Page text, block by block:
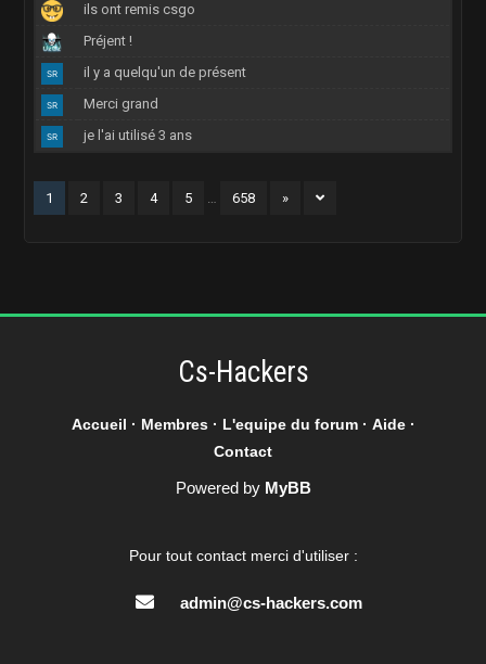
ils ont remis csgo
Préjent !
il y a quelqu'un de présent
Merci grand
je l'ai utilisé 3 ans
1 2 3 4 5 … 658 »
Cs-Hackers
Accueil · Membres· L'equipe du forum· Aide·
Contact
Powered by MyBB
Pour tout contact merci d'utiliser :
admin@cs-hackers.com